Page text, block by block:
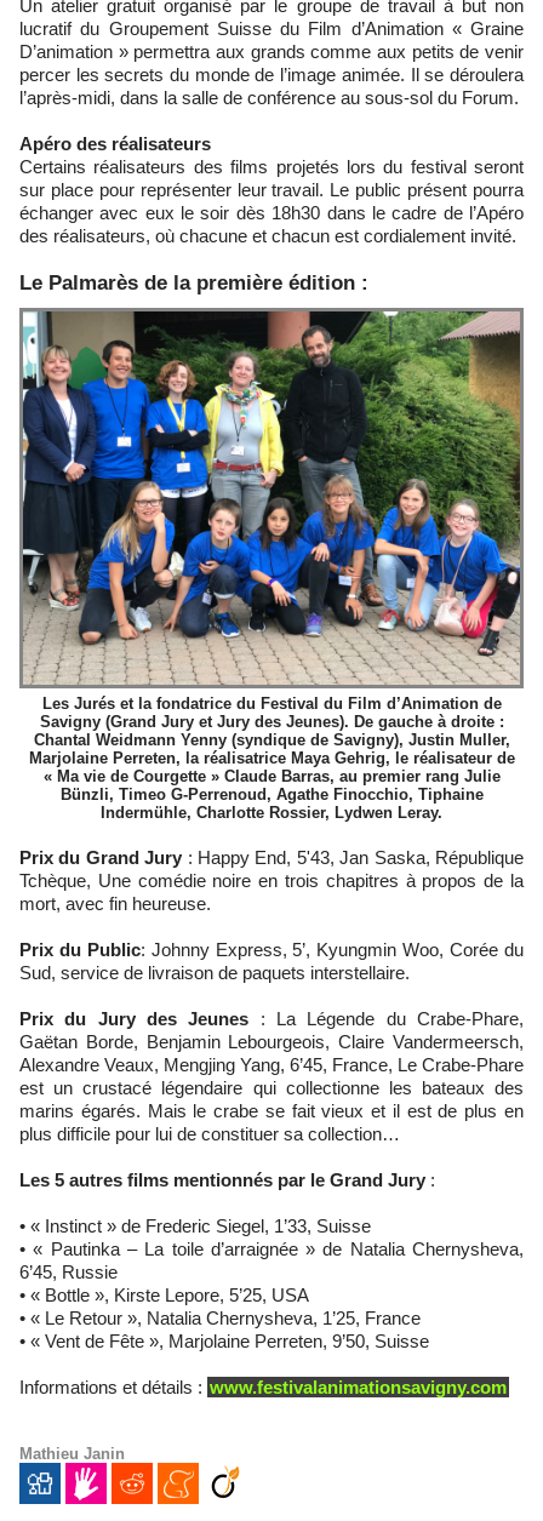
Un atelier gratuit organisé par le groupe de travail à but non
lucratif du Groupement Suisse du Film d’Animation « Graine
D’animation » permettra aux grands comme aux petits de venir
percer les secrets du monde de l’image animée. Il se déroulera
l’après-midi, dans la salle de conférence au sous-sol du Forum.
Apéro des réalisateurs
Certains réalisateurs des films projetés lors du festival seront
sur place pour représenter leur travail. Le public présent pourra
échanger avec eux le soir dès 18h30 dans le cadre de l’Apéro
des réalisateurs, où chacune et chacun est cordialement invité.
Le Palmarès de la première édition :
Les Jurés et la fondatrice du Festival du Film d’Animation de
Savigny (Grand Jury et Jury des Jeunes). De gauche à droite :
Chantal Weidmann Yenny (syndique de Savigny), Justin Muller,
Marjolaine Perreten, la réalisatrice Maya Gehrig, le réalisateur de
« Ma vie de Courgette » Claude Barras, au premier rang Julie
Bünzli, Timeo G-Perrenoud, Agathe Finocchio, Tiphaine
Indermühle, Charlotte Rossier, Lydwen Leray.
Prix du Grand Jury : Happy End, 5'43, Jan Saska, République
Tchèque, Une comédie noire en trois chapitres à propos de la
mort, avec fin heureuse.
Prix du Public: Johnny Express, 5’, Kyungmin Woo, Corée du
Sud, service de livraison de paquets interstellaire.
Prix du Jury des Jeunes : La Légende du Crabe-Phare,
Gaëtan Borde, Benjamin Lebourgeois, Claire Vandermeersch,
Alexandre Veaux, Mengjing Yang, 6’45, France, Le Crabe-Phare
est un crustacé légendaire qui collectionne les bateaux des
marins égarés. Mais le crabe se fait vieux et il est de plus en
plus difficile pour lui de constituer sa collection…
Les 5 autres films mentionnés par le Grand Jury :
• « Instinct » de Frederic Siegel, 1’33, Suisse
• « Pautinka – La toile d’arraignée » de Natalia Chernysheva,
6’45, Russie
• « Bottle », Kirste Lepore, 5’25, USA
• « Le Retour », Natalia Chernysheva, 1’25, France
• « Vent de Fête », Marjolaine Perreten, 9’50, Suisse
Informations et détails : www.festivalanimationsavigny.com
Mathieu Janin